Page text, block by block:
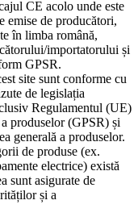
CE acolo unde este
emise de producători,
în limba română,
importatorului și
GPSR.
site sunt conforme cu
de legislația
Regulamentul (UE)
produselor (GPSR) și
generală a produselor.
de produse (ex.
electrice) există
sunt asigurate de
și a